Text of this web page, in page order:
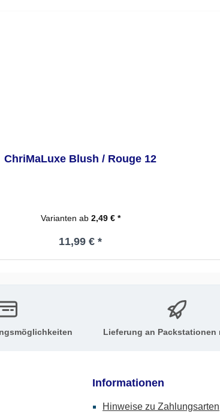
ChriMaLuxe Blush / Rouge 12
Varianten ab2,49 € *
Regulärer Preis:
11,99 € *
Lieferung an Packstationen
Informationen
Hinweise zu Zahlungsarten